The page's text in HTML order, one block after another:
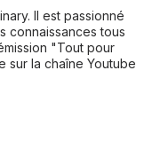
Il est passionné
connaissances tous
"Tout pour
sur la chaîne Youtube